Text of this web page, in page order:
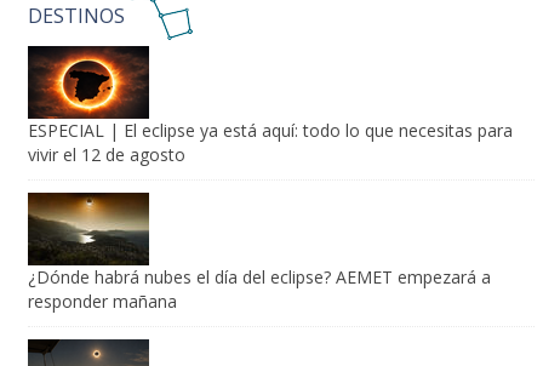
DESTINOS
ESPECIAL | El eclipse ya está aquí: todo lo que necesitas para
vivir el 12 de agosto
¿Dónde habrá nubes el día del eclipse? AEMET empezará a
responder mañana